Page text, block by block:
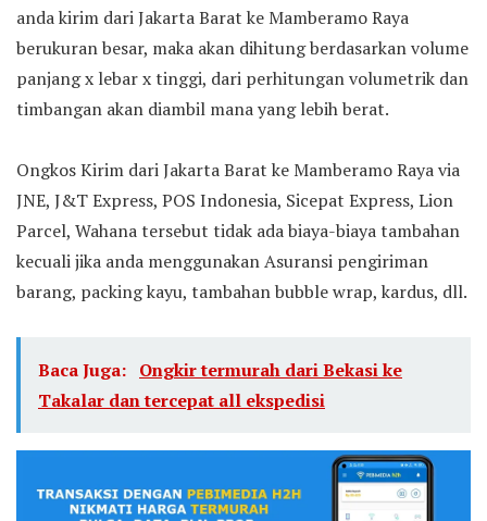
anda kirim dari Jakarta Barat ke Mamberamo Raya
berukuran besar, maka akan dihitung berdasarkan volume
panjang x lebar x tinggi, dari perhitungan volumetrik dan
timbangan akan diambil mana yang lebih berat.
Ongkos Kirim dari Jakarta Barat ke Mamberamo Raya via
JNE, J&T Express, POS Indonesia, Sicepat Express, Lion
Parcel, Wahana tersebut tidak ada biaya-biaya tambahan
kecuali jika anda menggunakan Asuransi pengiriman
barang, packing kayu, tambahan bubble wrap, kardus, dll.
Baca Juga: Ongkir termurah dari Bekasi ke
Takalar dan tercepat all ekspedisi